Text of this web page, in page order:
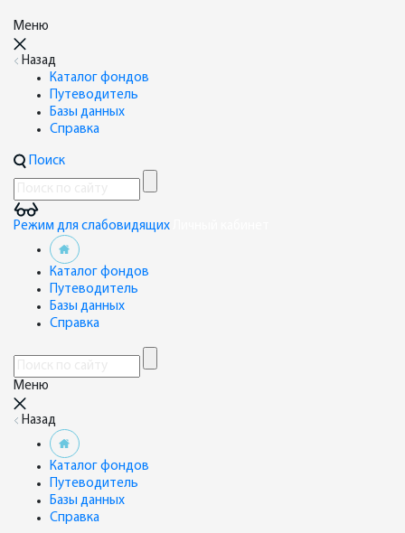
Меню
Назад
Каталог фондов
Путеводитель
Базы данных
Справка
Поиск
Режим для слабовидящих
Каталог фондов
Путеводитель
Базы данных
Справка
Меню
Назад
Каталог фондов
Путеводитель
Базы данных
Справка